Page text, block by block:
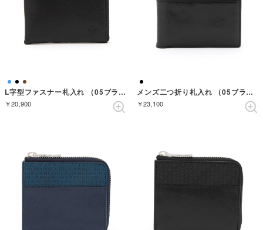
L字型ファスナー札入れ （05ブラック）
￥20,900
メンズ二つ折り札入れ （05ブラック）
￥23,100